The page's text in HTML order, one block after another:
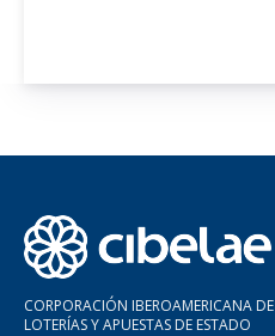
CORPORACIÓN IBEROAMERICANA DE
LOTERÍAS Y APUESTAS DE ESTADO